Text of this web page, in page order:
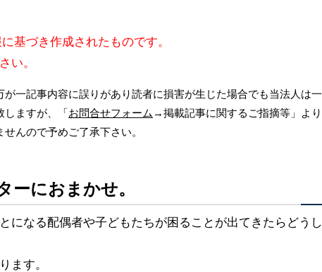
基づき作成されたものです。
い。
一記事内容に誤りがあり読者に損害が生じた場合でも当法人は一
しますが、「お問合せフォーム →掲載記事に関するご指摘等」より
んので予めご了承下さい。
ーにおまかせ。
になる配偶者や子どもたちが困ることが出てきたらどうし
ます。